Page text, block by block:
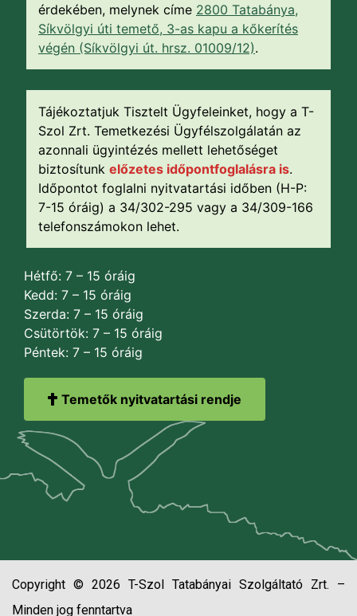
érdekében, melynek címe 2800 Tatabánya,
Síkvölgyi úti temető, 3-as kapu a kőkerítés
végén (Síkvölgyi út. hrsz. 01009/12).
Tájékoztatjuk Tisztelt Ügyfeleinket, hogy a T-
Szol Zrt. Temetkezési Ügyfélszolgálatán az
azonnali ügyintézés mellett lehetőséget
biztosítunk előzetes időpontfoglalásra is.
Időpontot foglalni nyitvatartási időben (H-P:
7-15 óráig) a 34/302-295 vagy a 34/309-166
telefonszámokon lehet.
Hétfő: 7 – 15 óráig
Kedd: 7 – 15 óráig
Szerda: 7 – 15 óráig
Csütörtök: 7 – 15 óráig
Péntek: 7 – 15 óráig
Temetők nyitvatartási rendje
Copyright © 2026 T-Szol Tatabányai Szolgáltató Zrt. –
Minden jog fenntartva